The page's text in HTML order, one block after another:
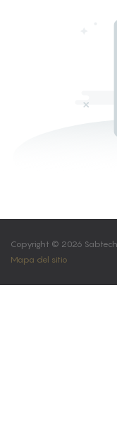
Copyright © 2026
Mapa del sitio